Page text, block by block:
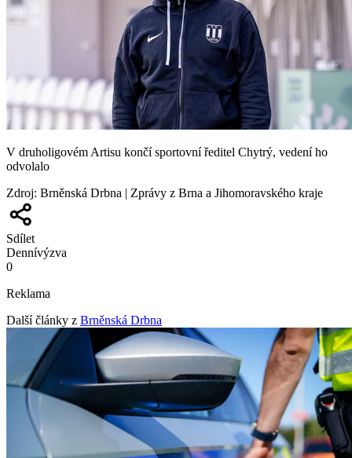
V druholigovém Artisu končí sportovní ředitel Chytrý, vedení ho
odvolalo
Zdroj: Brněnská Drbna | Zprávy z Brna a Jihomoravského kraje
Sdílet
Dennívýzva
0
Reklama
Další články z Brněnská Drbna